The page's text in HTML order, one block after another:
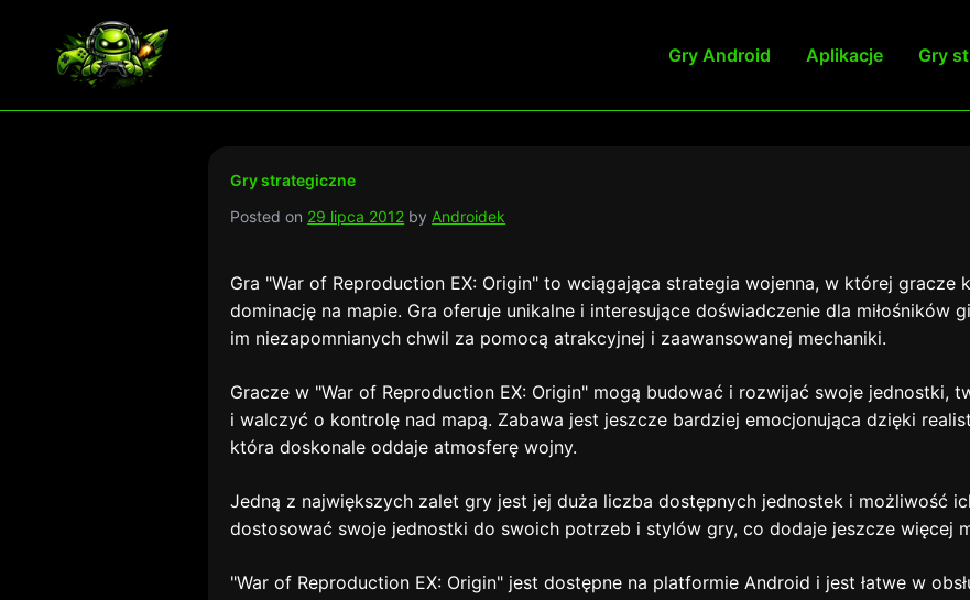
contentNajlepsze darmowe gry i aplikacje na androida Gry Android Aplikacje Gry
Gry strategiczne
Posted on 29 lipca 2012 by Androidek
Gra "War of Reproduction EX: Origin" to wciągająca strategia wojenna, w której gracze
dominację na mapie. Gra oferuje unikalne i interesujące doświadczenie dla miłośników
im niezapomnianych chwil za pomocą atrakcyjnej i zaawansowanej mechaniki.
Gracze w "War of Reproduction EX: Origin" mogą budować i rozwijać swoje jednostki,
i walczyć o kontrolę nad mapą. Zabawa jest jeszcze bardziej emocjonująca dzięki
która doskonale oddaje atmosferę wojny.
Jedną z największych zalet gry jest jej duża liczba dostępnych jednostek i możliwość
dostosować swoje jednostki do swoich potrzeb i stylów gry, co dodaje jeszcze więcej
"War of Reproduction EX: Origin" jest dostępne na platformie Android i jest łatwe w